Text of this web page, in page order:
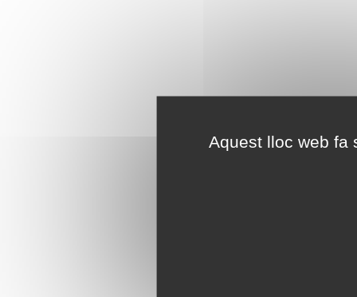
Aquest lloc web fa